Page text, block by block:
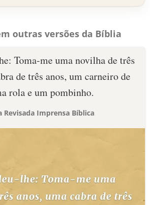
outras versões da Bíblia
Toma-me uma novilha de três
de três anos, um carneiro de
rola e um pombinho.
Revisada Imprensa Bíblica